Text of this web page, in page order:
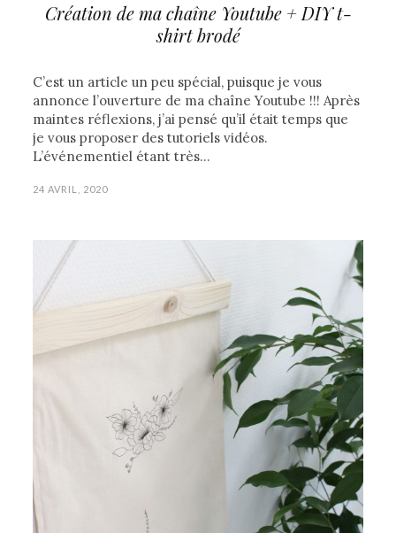
Création de ma chaîne Youtube + DIY t-
shirt brodé
C’est un article un peu spécial, puisque je vous
annonce l’ouverture de ma chaîne Youtube !!! Après
maintes réflexions, j’ai pensé qu’il était temps que
je vous proposer des tutoriels vidéos.
L’événementiel étant très…
24 AVRIL, 2020